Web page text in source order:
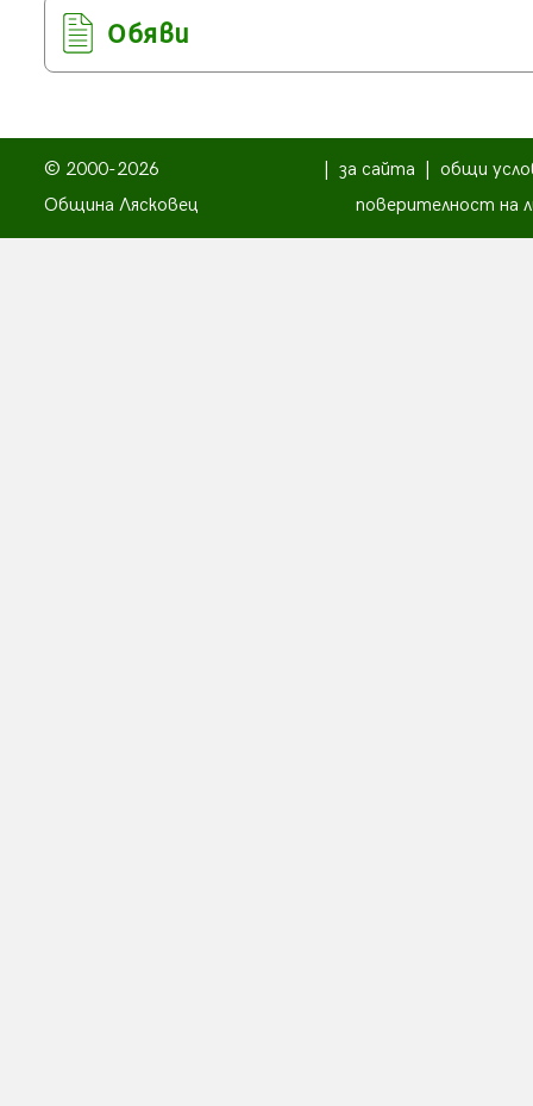
Обяви
© 2000-2026
Община Лясковец
за сайта
общи
поверителност на